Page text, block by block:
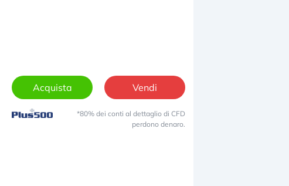
Acquista Vendi
*80% dei conti al dettaglio di CFD
perdono denaro.